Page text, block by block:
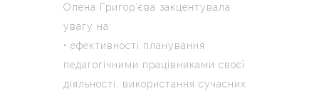
Олена Григор’єва закцентувала
увагу на:
• ефективності планування
педагогічними працівниками своєї
діяльності, використання сучасних